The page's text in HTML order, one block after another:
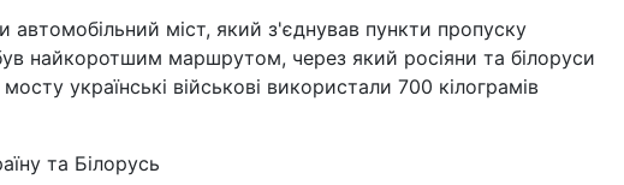
автомобільний міст, який з'єднував пункти пропуску
найкоротшим маршрутом, через який росіяни та білоруси
українські військові використали 700 кілограмів
та Білорусь